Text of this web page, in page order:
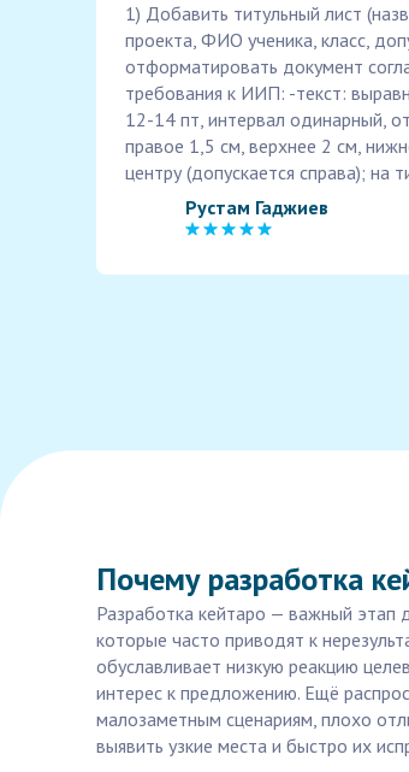
1) Добавить титульный лист
проекта, ФИО ученика, класс,
отформатировать документ
требования к ИИП: -текст:
12-14 пт, интервал одинарный,
правое 1,5 см, верхнее 2 см,
центру (допускается справа); на
Рустам Гаджиев
Почему разработка
Разработка кейтаро — важный этап
которые часто приводят к
обуславливает низкую реакцию
интерес к предложению. Ещё
малозаметным сценариям, плохо
выявить узкие места и быстро их